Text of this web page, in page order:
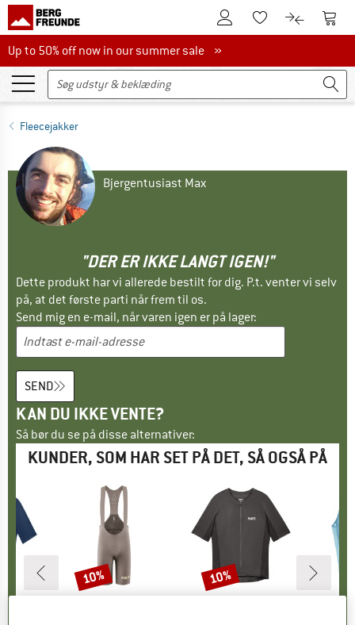
Til kundekontoenTil huskesedlen.
Til Til
Up to 50% off now in our summer sale
Up to 50% off now in our summer sale »
Fleecejakker
Bjergentusiast Max
"DER ER IKKE LANGT IGEN!"
Dette produkt har vi allerede bestilt for dig. P.t. venter vi selv
på, at det første parti når frem til os.
Send mig en e-mail, når varen igen er på lager:
SEND
KAN DU IKKE VENTE?
Så bør du se på disse alternativer:
KUNDER, SOM HAR SET PÅ DET, SÅ OGSÅ PÅ
Rabat
10% Rabat
10%